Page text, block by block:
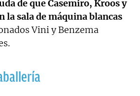
de que Casemiro, Kroos y
la sala de máquina blancas
Vini y Benzema